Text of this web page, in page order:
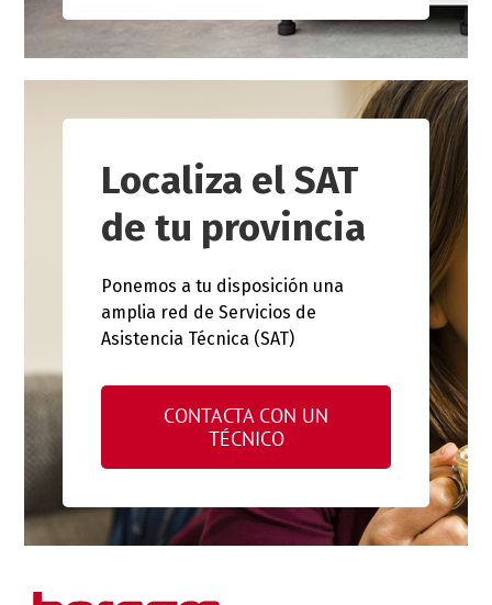
Localiza el SAT
de tu provincia
Ponemos a tu disposición una
amplia red de Servicios de
Asistencia Técnica (SAT)
CONTACTA CON UN
TÉCNICO